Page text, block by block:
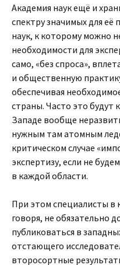
Академия наук ещё и
спектру значимых для
наук, к которому можно
необходимости для
само, «без спроса»,
и общественную
обеспечивая
страны. Часто это будут
Западе вообще
нужным там атомным
критическом случае
экспертизу, если не
в каждой области.
При этом специалисты в
говоря, не обязательно
публиковаться в
отстающего
второсортные